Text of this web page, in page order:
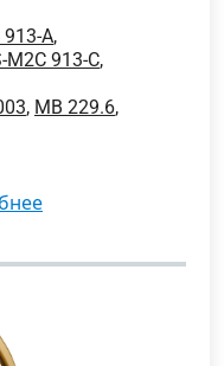
913-A,
M2C 913-C,
, MB 229.6,